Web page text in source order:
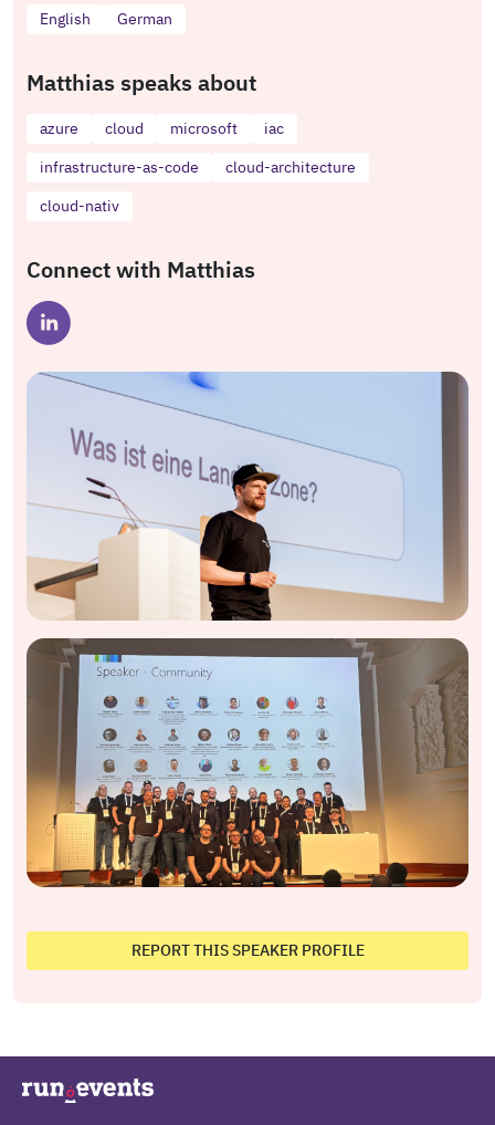
English German
Matthias speaks about
azure cloud microsoft
iac
infrastructure-as-code
cloud-architecture
cloud-nativ
Connect with Matthias
REPORT THIS SPEAKER PROFILE